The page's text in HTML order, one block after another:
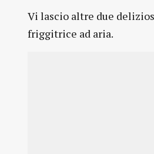
Vi lascio altre due
friggitrice ad aria.